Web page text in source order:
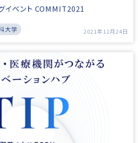
イベント COMMIT2021
大学 2021年11月24日